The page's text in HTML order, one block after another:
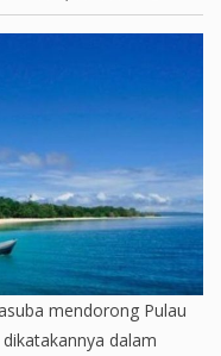
mendorong Pulau
dalam